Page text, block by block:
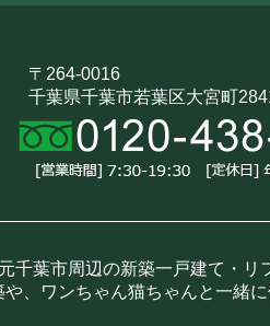
〒264-0016
千葉県千葉市若葉区大宮町
千葉市周辺の新築一戸建て・
、ワンちゃん猫ちゃんと一緒